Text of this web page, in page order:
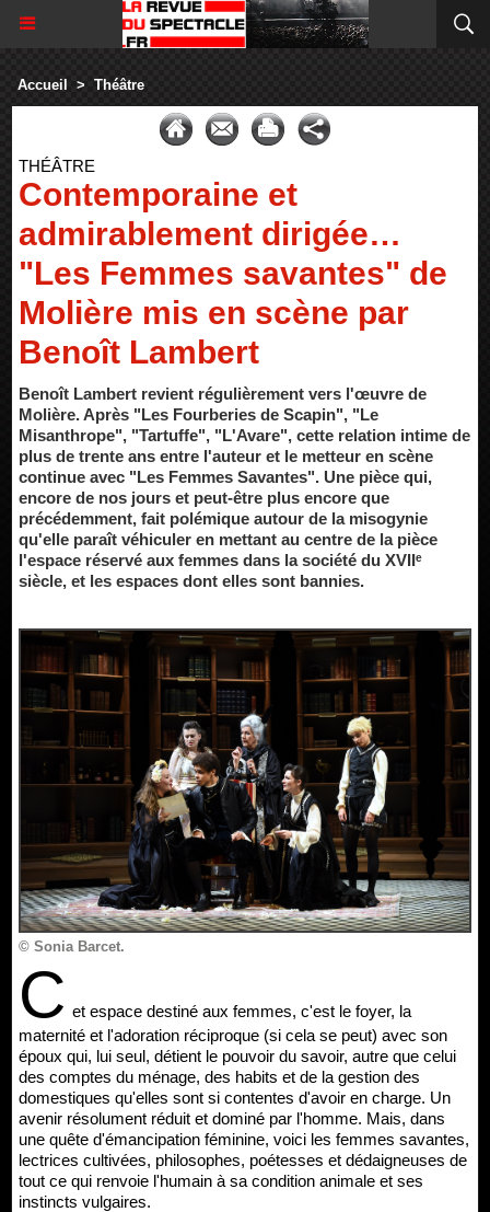
Accueil > Théâtre
THÉÂTRE
Contemporaine et
admirablement dirigée…
"Les Femmes savantes" de
Molière mis en scène par
Benoît Lambert
Benoît Lambert revient régulièrement vers l'œuvre de
Molière. Après "Les Fourberies de Scapin", "Le
Misanthrope", "Tartuffe", "L'Avare", cette relation intime de
plus de trente ans entre l'auteur et le metteur en scène
continue avec "Les Femmes Savantes". Une pièce qui,
encore de nos jours et peut-être plus encore que
précédemment, fait polémique autour de la misogynie
qu'elle paraît véhiculer en mettant au centre de la pièce
l'espace réservé aux femmes dans la société du XVIIᵉ
siècle, et les espaces dont elles sont bannies.
© Sonia Barcet.
C et espace destiné aux femmes, c'est le foyer, la
maternité et l'adoration réciproque (si cela se peut) avec son
époux qui, lui seul, détient le pouvoir du savoir, autre que celui
des comptes du ménage, des habits et de la gestion des
domestiques qu'elles sont si contentes d'avoir en charge. Un
avenir résolument réduit et dominé par l'homme. Mais, dans
une quête d'émancipation féminine, voici les femmes savantes,
lectrices cultivées, philosophes, poétesses et dédaigneuses de
tout ce qui renvoie l'humain à sa condition animale et ses
instincts vulgaires.